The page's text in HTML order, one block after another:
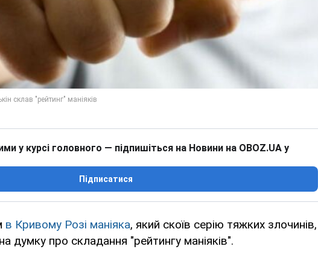
у курсі головного — підпишіться на Новини на OBOZ.UA у
Підписатися
в Кривому Розі маніяка, який скоїв серію тяжких злочинів,
думку про складання "рейтингу маніяків".